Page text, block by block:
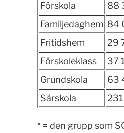
Förskola
88
Familjedaghem 84
Fritidshem
29
Förskoleklass
37
Grundskola
63
Särskola
* = den grupp som